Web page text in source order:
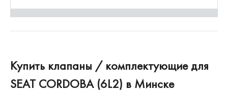
Купить клапаны / комплектующие для
SEAT CORDOBA (6L2) в Минске